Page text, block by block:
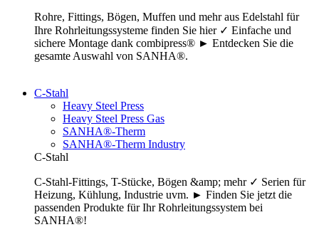
Rohre, Fittings, Bögen, Muffen und mehr aus Edelstahl für
Ihre Rohrleitungssysteme finden Sie hier ✓ Einfache und
sichere Montage dank combipress® ► Entdecken Sie die
gesamte Auswahl von SANHA®.
C-Stahl
Heavy Steel Press
Heavy Steel Press Gas
SANHA®-Therm
SANHA®-Therm Industry
C-Stahl
C-Stahl-Fittings, T-Stücke, Bögen &amp; mehr ✓ Serien für
Heizung, Kühlung, Industrie uvm. ► Finden Sie jetzt die
passenden Produkte für Ihr Rohrleitungssystem bei
SANHA®!